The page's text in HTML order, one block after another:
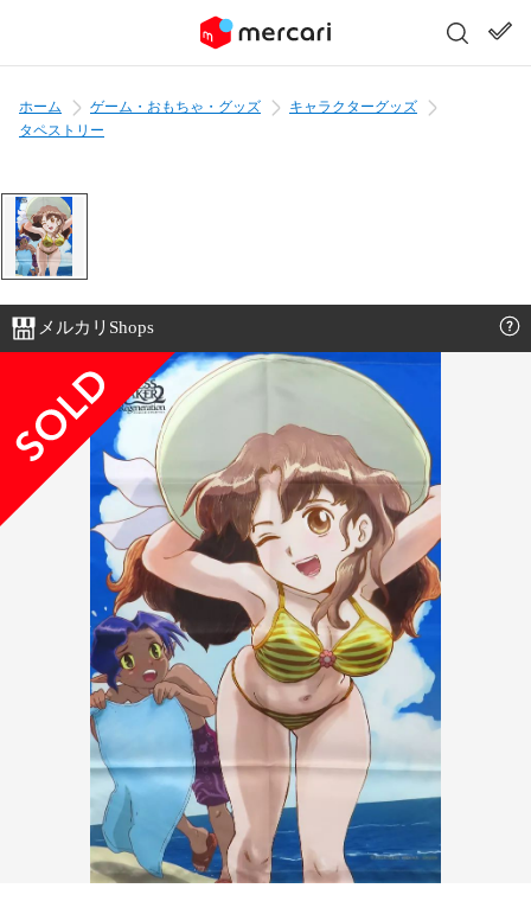
ホーム ゲーム・おもちゃ・グッズ
キャラクターグッズ
タペストリー
メルカリShops